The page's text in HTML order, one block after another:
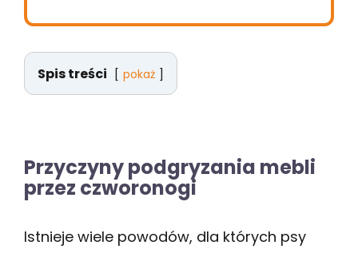
Spis treści pokaż
Przyczyny podgryzania mebli
przez czworonogi
Istnieje wiele powodów, dla których psy